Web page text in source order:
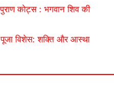
कोट्स : भगवान शिव की
विशेस: शक्ति और आस्था